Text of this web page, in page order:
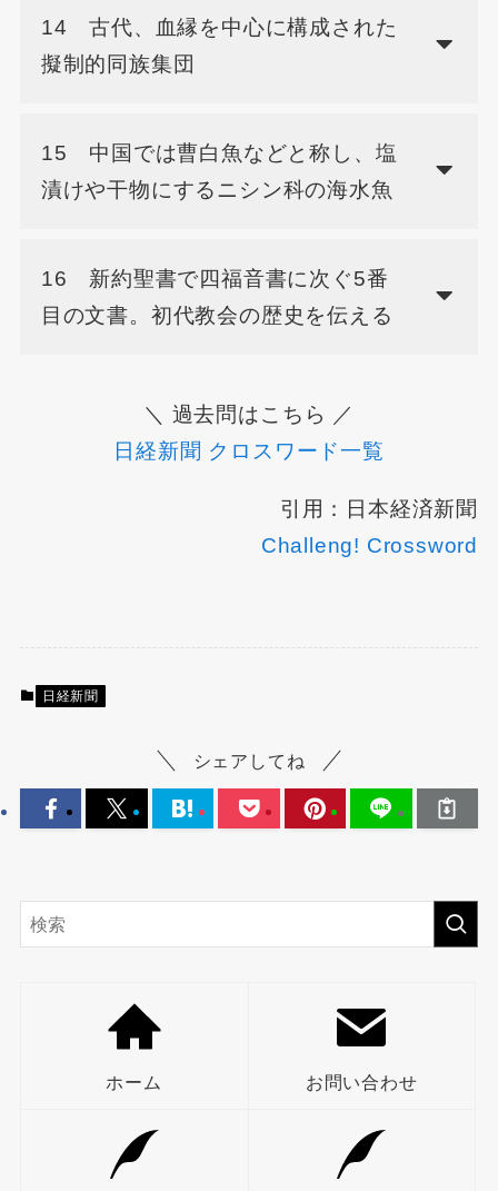
14 古代、血縁を中心に構成された
擬制的同族集団
15 中国では曹白魚などと称し、塩
漬けや干物にするニシン科の海水魚
16 新約聖書で四福音書に次ぐ5番
目の文書。初代教会の歴史を伝える
＼ 過去問はこちら ／
日経新聞 クロスワード一覧
引用：日本経済新聞
Challeng! Crossword
日経新聞
シェアしてね
ホーム お問い合わせ